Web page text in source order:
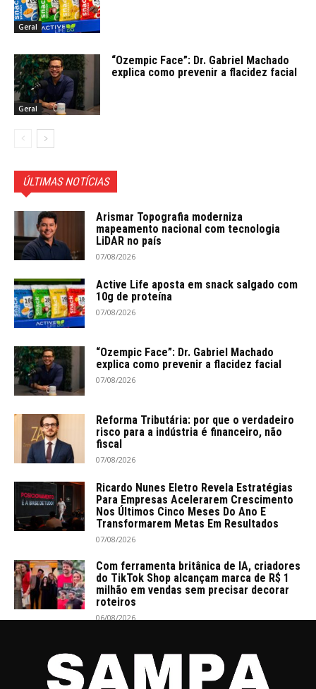
Geral
Geral
“Ozempic Face”: Dr. Gabriel Machado
explica como prevenir a flacidez facial
ÚLTIMAS NOTÍCIAS
Arismar Topografia moderniza
mapeamento nacional com tecnologia
LiDAR no país
07/08/2026
Active Life aposta em snack salgado com
10g de proteína
07/08/2026
“Ozempic Face”: Dr. Gabriel Machado
explica como prevenir a flacidez facial
07/08/2026
Reforma Tributária: por que o verdadeiro
risco para a indústria é financeiro, não
fiscal
07/08/2026
Ricardo Nunes Eletro Revela Estratégias
Para Empresas Acelerarem Crescimento
Nos Últimos Cinco Meses Do Ano E
Transformarem Metas Em Resultados
07/08/2026
Com ferramenta britânica de IA, criadores
do TikTok Shop alcançam marca de R$ 1
milhão em vendas sem precisar decorar
roteiros
06/08/2026